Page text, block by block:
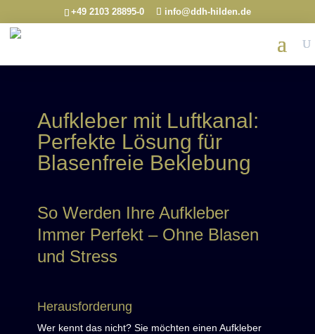
+49 2103 28895-0 info@ddh-hilden.de
Aufkleber mit Luftkanal:
Perfekte Lösung für
Blasenfreie Beklebung
So Werden Ihre Aufkleber
Immer Perfekt – Ohne Blasen
und Stress
Herausforderung
Wer kennt das nicht? Sie möchten einen Aufkleber